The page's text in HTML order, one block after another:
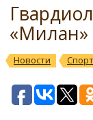
«Милан»
Новости Спорт